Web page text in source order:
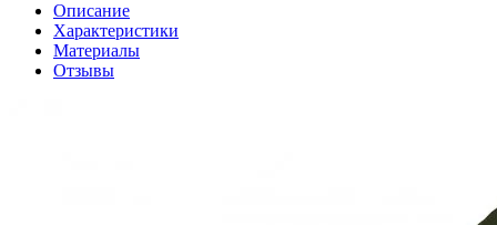
Описание
Характеристики
Материалы
Отзывы